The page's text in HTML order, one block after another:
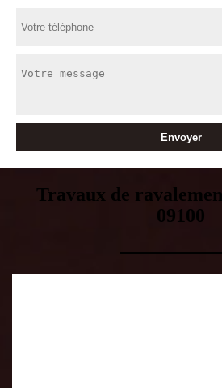
Travaux de
09100